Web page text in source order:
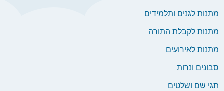
מתנות לגנים ותלמידים
מתנות לקבלת התורה
מתנות לאירועים
סבונים ונרות
תגי שם ושלטים